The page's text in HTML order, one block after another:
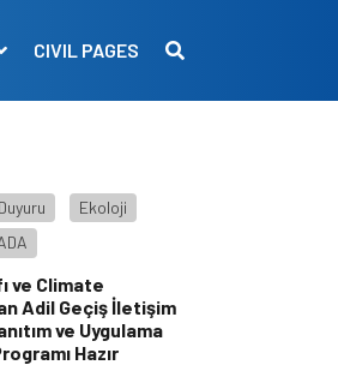
CIVIL PAGES
Duyuru
Ekoloji
ve Climate
Adil Geçiş İletişim
ve Uygulama
Hazır